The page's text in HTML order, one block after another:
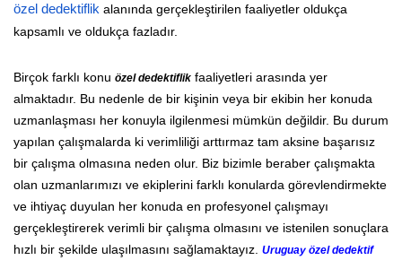
özel dedektiflik alanında gerçekleştirilen faaliyetler oldukça
kapsamlı ve oldukça fazladır.
Birçok farklı konu özel dedektiflik faaliyetleri arasında yer
almaktadır. Bu nedenle de bir kişinin veya bir ekibin her konuda
uzmanlaşması her konuyla ilgilenmesi mümkün değildir. Bu durum
yapılan çalışmalarda ki verimliliği arttırmaz tam aksine başarısız
bir çalışma olmasına neden olur. Biz bizimle beraber çalışmakta
olan uzmanlarımızı ve ekiplerini farklı konularda görevlendirmekte
ve ihtiyaç duyulan her konuda en profesyonel çalışmayı
gerçekleştirerek verimli bir çalışma olmasını ve istenilen sonuçlara
hızlı bir şekilde ulaşılmasını sağlamaktayız. Uruguay özel dedektif